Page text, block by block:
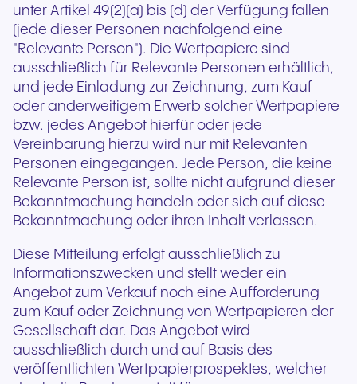
unter Artikel 49(2)(a) bis (d) der Verfügung fallen
(jede dieser Personen nachfolgend eine
"Relevante Person"). Die Wertpapiere sind
ausschließlich für Relevante Personen erhältlich,
und jede Einladung zur Zeichnung, zum Kauf
oder anderweitigem Erwerb solcher Wertpapiere
bzw. jedes Angebot hierfür oder jede
Vereinbarung hierzu wird nur mit Relevanten
Personen eingegangen. Jede Person, die keine
Relevante Person ist, sollte nicht aufgrund dieser
Bekanntmachung handeln oder sich auf diese
Bekanntmachung oder ihren Inhalt verlassen.
Diese Mitteilung erfolgt ausschließlich zu
Informationszwecken und stellt weder ein
Angebot zum Verkauf noch eine Aufforderung
zum Kauf oder Zeichnung von Wertpapieren der
Gesellschaft dar. Das Angebot wird
ausschließlich durch und auf Basis des
veröffentlichten Wertpapierprospektes, welcher